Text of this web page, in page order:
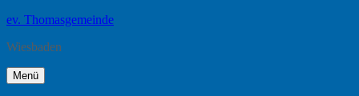
Zum
springen
ev. Thomasgemeinde
Wiesbaden
Menü